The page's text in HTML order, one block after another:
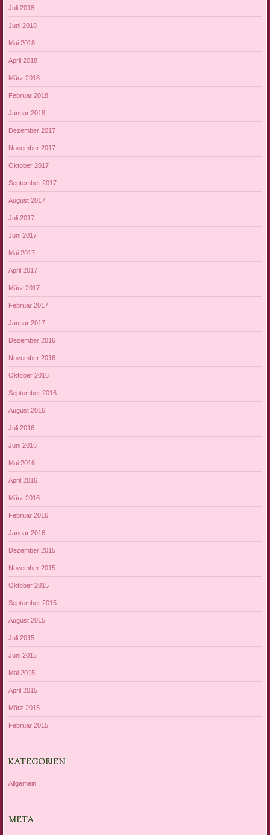
Juli 2018
Juni 2018
Mai 2018
April 2018
März 2018
Februar 2018
Januar 2018
Dezember 2017
November 2017
Oktober 2017
September 2017
August 2017
Juli 2017
Juni 2017
Mai 2017
April 2017
März 2017
Februar 2017
Januar 2017
Dezember 2016
November 2016
Oktober 2016
September 2016
August 2016
Juli 2016
Juni 2016
Mai 2016
April 2016
März 2016
Februar 2016
Januar 2016
Dezember 2015
November 2015
Oktober 2015
September 2015
August 2015
Juli 2015
Juni 2015
Mai 2015
April 2015
März 2015
Februar 2015
KATEGORIEN
Allgemein
META